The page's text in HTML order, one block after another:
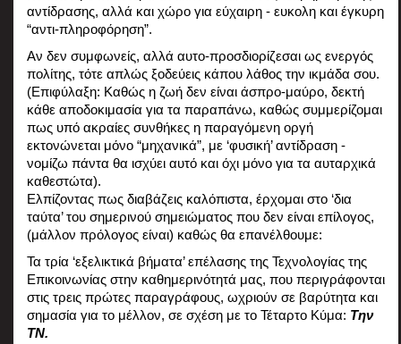
αντίδρασης, αλλά και χώρο για εύχαιρη - ευκολη και έγκυρη
“αντι-πληροφόρηση”.
Αν δεν συμφωνείς, αλλά αυτο-προσδιορίζεσαι ως ενεργός
πολίτης, τότε απλώς ξοδεύεις κάπου λάθος την ικμάδα σου.
(Επιφύλαξη: Καθώς η ζωή δεν είναι άσπρο-μαύρο, δεκτή
κάθε αποδοκιμασία για τα παραπάνω, καθώς συμμερίζομαι
πως υπό ακραίες συνθήκες η παραγόμενη οργή
εκτονώνεται μόνο “μηχανικά”, με ‘φυσική’ αντίδραση -
νομίζω πάντα θα ισχύει αυτό και όχι μόνο για τα αυταρχικά
καθεστώτα).
Ελπίζοντας πως διαβάζεις καλόπιστα, έρχομαι στο ‘δια
ταύτα’ του σημερινού σημειώματος που δεν είναι επίλογος,
(μάλλον πρόλογος είναι) καθώς θα επανέλθουμε:
Τα τρία ‘εξελικτικά βήματα’ επέλασης της Τεχνολογίας της
Επικοινωνίας στην καθημερινότητά μας, που περιγράφονται
στις τρεις πρώτες παραγράφους, ωχριούν σε βαρύτητα και
σημασία για το μέλλον, σε σχέση με το Τέταρτο Κύμα: Την
ΤΝ.